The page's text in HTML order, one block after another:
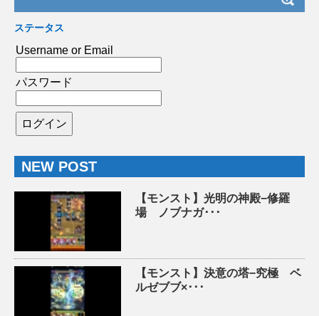
ステータス
Username or Email
パスワード
NEW POST
【モンスト】光明の神殿−修羅
場 ノブナガ･･･
【モンスト】決意の塔−究極 ベ
ルゼブブ×･･･